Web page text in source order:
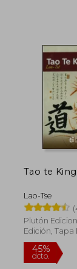
dcto.
Tao te King
Lao-Tse
Plutón
Edición, Tapa
Nuevo